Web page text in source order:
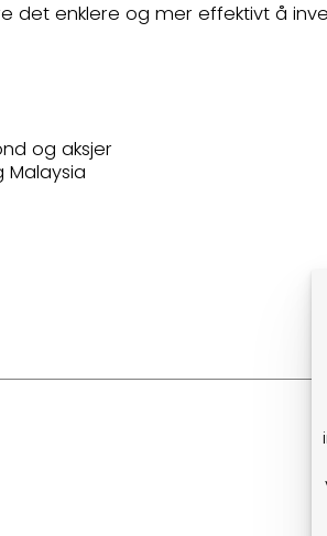
det enklere og mer effektivt å
og aksjer
Malaysia